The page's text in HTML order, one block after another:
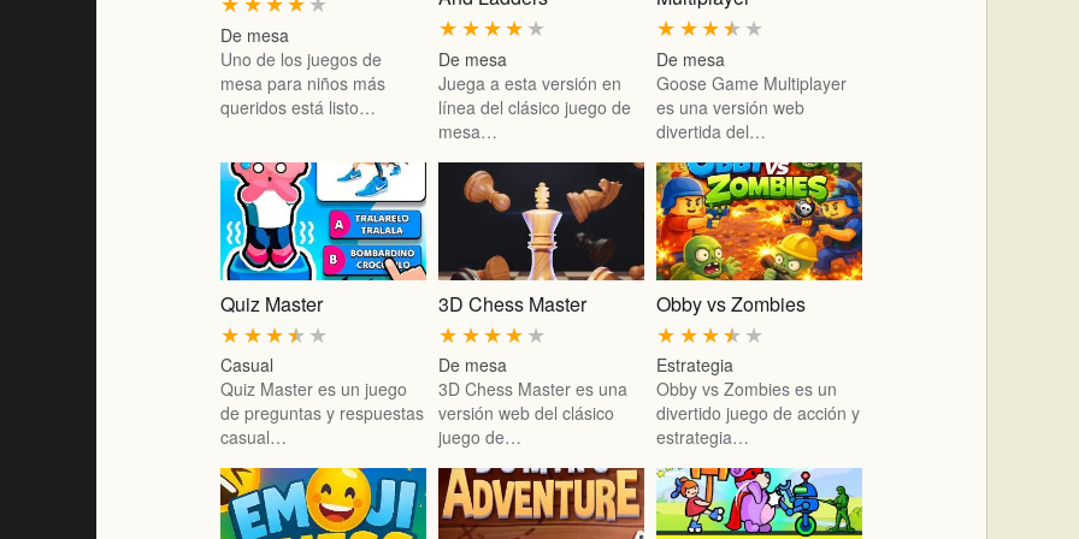
De mesa
Uno de los juegos de
mesa para niños más
queridos está listo…
★
★
★
★
★
De mesa
Juega a esta versión en
línea del clásico juego de
mesa…
★
★
★
★
★
De mesa
Goose Game Multiplayer
es una versión web
divertida del…
Quiz Master
★
★
★
★
★
Casual
Quiz Master es un juego
de preguntas y respuestas
casual…
3D Chess Master
★
★
★
★
★
De mesa
3D Chess Master es una
versión web del clásico
juego de…
Obby vs Zombies
★
★
★
★
★
Estrategia
Obby vs Zombies es un
divertido juego de acción y
estrategia…